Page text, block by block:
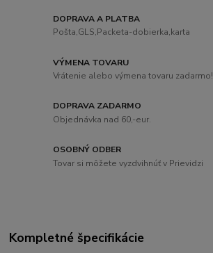
DOPRAVA A PLATBA
Pošta,GLS,Packeta-dobierka,karta
VÝMENA TOVARU
Vrátenie alebo výmena tovaru zadarmo!
DOPRAVA ZADARMO
Objednávka nad 60,-eur.
OSOBNÝ ODBER
Tovar si môžete vyzdvihnúť v Prievidzi
Kompletné špecifikácie